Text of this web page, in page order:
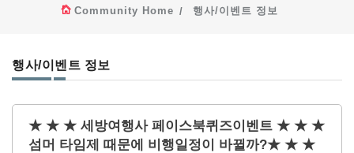
Community Home 행사/이벤트 정보
행사/이벤트 정보
★ ★ ★ 세방여행사 페이스북퀴즈이벤트 ★ ★ ★
섬머 타임제 때문에 비행일정이 바뀔까?★ ★ ★